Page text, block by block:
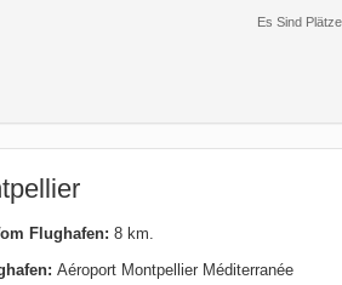
Es Sind
Flughafen: 8 km.
Aéroport Montpellier Méditerranée